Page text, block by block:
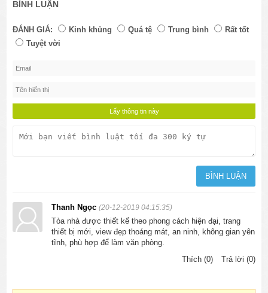
BÌNH LUẬN
ĐÁNH GIÁ: Kinh khủng Quá tệ Trung bình
Rất tốt
Tuyệt vời
Thanh Ngọc(20-12-2019 04:15:35)
Tòa nhà được thiết kế theo phong cách hiện đại, trang
thiết bị mới, view đẹp thoáng mát, an ninh, không gian yên
tĩnh, phù hợp để làm văn phòng.
Thích (0)
Trả lời (0)